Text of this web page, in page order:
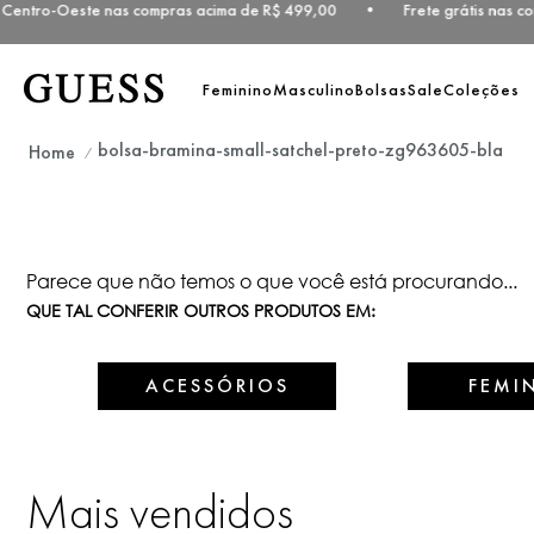
Oeste nas compras acima de R$ 499,00 • Frete grátis
FemininoMasculinoBolsasSaleColeções
bolsa-bramina-small-satchel-preto-zg963605-bla
Parece que não temos o que você está procurando...
QUE TAL CONFERIR OUTROS PRODUTOS EM:
ACESSÓRIOS
Mais vendidos